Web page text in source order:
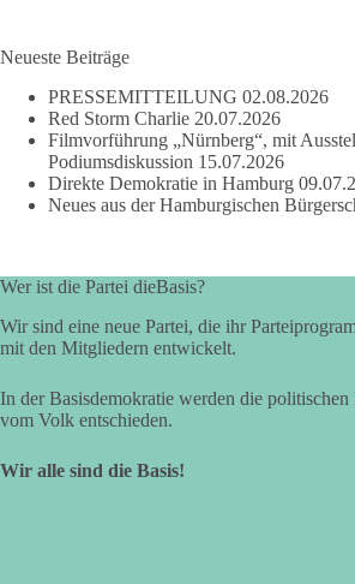
Neueste Beiträge
PRESSEMITTEILUNG 02.08.2026
Red Storm Charlie 20.07.2026
Filmvorführung „Nürnberg“, mit
Podiumsdiskussion 15.07.2026
Direkte Demokratie in Hamburg
Neues aus der Hamburgischen
Wer ist die Partei dieBasis?
Wir sind eine neue Partei, die ihr
mit den Mitgliedern entwickelt.
In der Basisdemokratie werden die politischen
vom Volk entschieden.
Wir alle sind die Basis!